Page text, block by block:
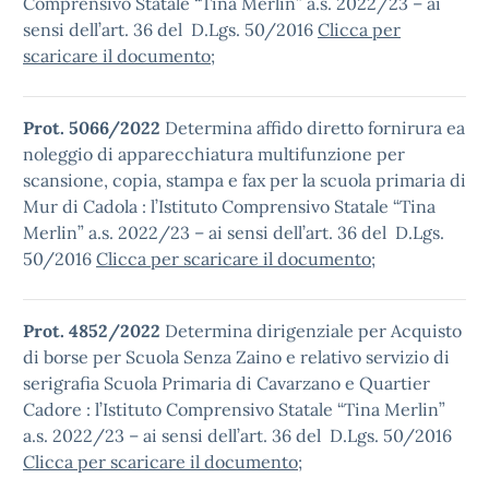
sensi dell’art. 36 del D.Lgs. 50/2016 Clicca per
scaricare il documento;
Prot. 5066/2022 Determina affido diretto fornirura ea
noleggio di apparecchiatura multifunzione per
scansione, copia, stampa e fax per la scuola primaria di
Mur di Cadola : l’Istituto Comprensivo Statale “Tina
Merlin” a.s. 2022/23 – ai sensi dell’art. 36 del D.Lgs.
50/2016 Clicca per scaricare il documento;
Prot. 4852/2022 Determina dirigenziale per Acquisto
di borse per Scuola Senza Zaino e relativo servizio di
serigrafia Scuola Primaria di Cavarzano e Quartier
Cadore : l’Istituto Comprensivo Statale “Tina Merlin”
a.s. 2022/23 – ai sensi dell’art. 36 del D.Lgs. 50/2016
Clicca per scaricare il documento;